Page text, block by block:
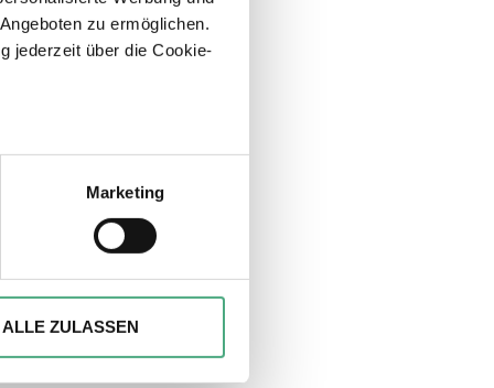
zu ermöglichen.
jederzeit über die Cookie-
können
Präferenzen imAbschnitt
anbieten zu können und
Verwendung unserer
Marketing
ALLE ZULASSEN